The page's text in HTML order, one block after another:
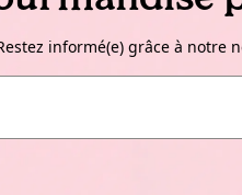
informé(e) grâce à notre